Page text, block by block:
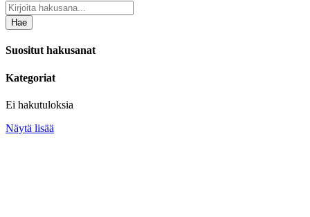
Hae
Suositut hakusanat
Kategoriat
Ei hakutuloksia
Näytä lisää